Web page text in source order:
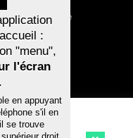
de cinefile
s'abonner
cadeaux
naviguant
notre
:
"menu",
l'écran
.
en appuyant
s'il en
se trouve